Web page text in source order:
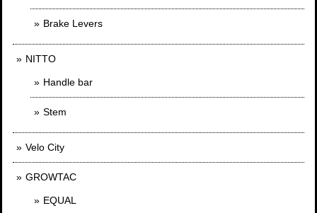
Brake Levers
NITTO
Handle bar
Stem
Velo City
GROWTAC
EQUAL